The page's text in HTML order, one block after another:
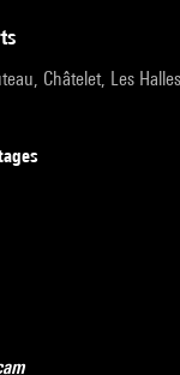
Châtelet, Les Halles